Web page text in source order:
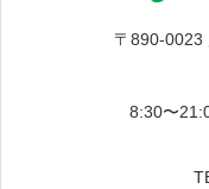
〒890-0023
8:30〜